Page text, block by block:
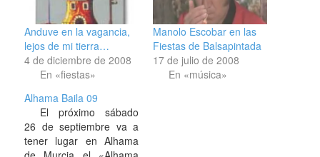
Anduve en la vagancia,
lejos de mi tierra…
4 de diciembre de 2008
En «fiestas»
Manolo Escobar en las
Fiestas de Balsapintada
17 de julio de 2008
En «música»
Alhama Baila 09
El próximo sábado
26 de septiembre va a
tener lugar en Alhama